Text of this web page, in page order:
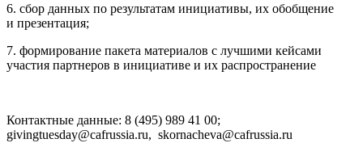
6. сбор данных по результатам инициативы, их обобщение
и презентация;
7. формирование пакета материалов с лучшими кейсами
участия партнеров в инициативе и их распространение
Контактные данные: 8 (495) 989 41 00;
givingtuesday@cafrussia.ru, skornacheva@cafrussia.ru